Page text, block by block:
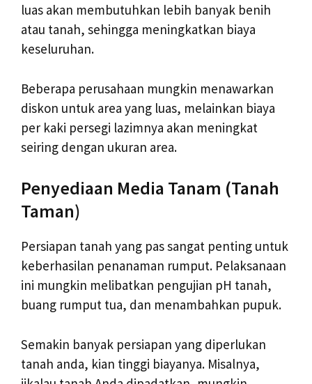
luas akan membutuhkan lebih banyak benih
atau tanah, sehingga meningkatkan biaya
keseluruhan.
Beberapa perusahaan mungkin menawarkan
diskon untuk area yang luas, melainkan biaya
per kaki persegi lazimnya akan meningkat
seiring dengan ukuran area.
Penyediaan Media Tanam (Tanah
Taman)
Persiapan tanah yang pas sangat penting untuk
keberhasilan penanaman rumput. Pelaksanaan
ini mungkin melibatkan pengujian pH tanah,
buang rumput tua, dan menambahkan pupuk.
Semakin banyak persiapan yang diperlukan
tanah anda, kian tinggi biayanya. Misalnya,